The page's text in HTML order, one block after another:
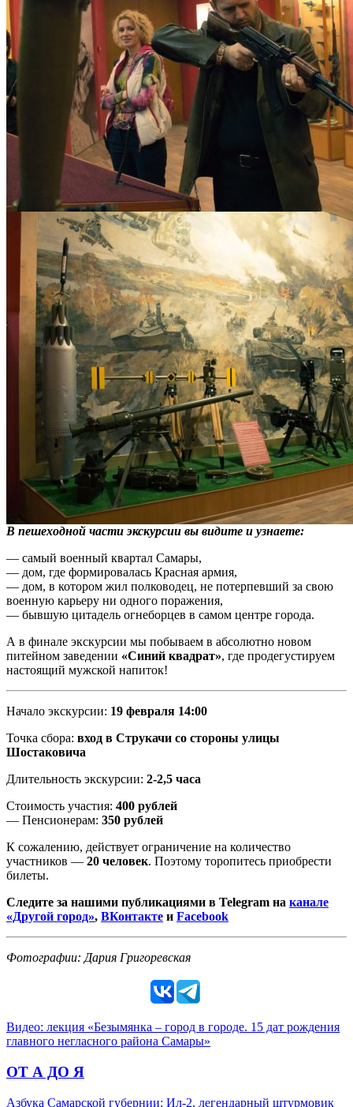
В пешеходной части экскурсии вы видите и узнаете:
— самый военный квартал Самары,
— дом, где формировалась Красная армия,
— дом, в котором жил полководец, не потерпевший за свою
военную карьеру ни одного поражения,
— бывшую цитадель огнеборцев в самом центре города.
А в финале экскурсии мы побываем в абсолютно новом
питейном заведении «Синий квадрат», где продегустируем
настоящий мужской напиток!
Начало экскурсии: 19 февраля 14:00
Точка сбора: вход в Струкачи со стороны улицы
Шостаковича
Длительность экскурсии: 2-2,5 часа
Стоимость участия: 400 рублей
— Пенсионерам: 350 рублей
К сожалению, действует ограничение на количество
участников — 20 человек. Поэтому торопитесь приобрести
билеты.
Следите за нашими публикациями в Telegram на канале
«Другой город», ВКонтакте и Facebook
Фотографии: Дария Григоревская
Видео: лекция «Безымянка – город в городе. 15 дат рождения
главного негласного района Самары»
ОТ А ДО Я
Азбука Самарской губернии: Ил-2, легендарный штурмовик